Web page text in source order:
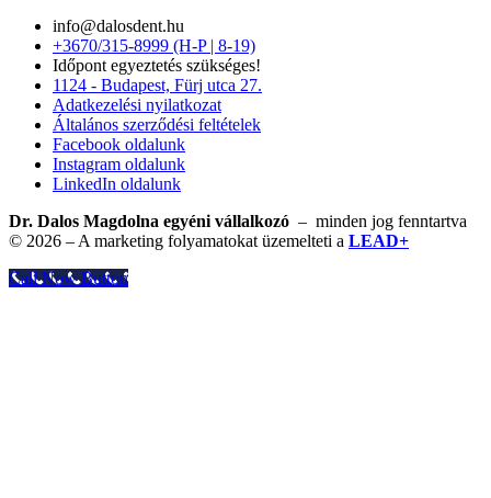
info@dalosdent.hu
+3670/315-8999 (H-P | 8-19)
Időpont egyeztetés szükséges!
1124 - Budapest, Fürj utca 27.
Adatkezelési nyilatkozat
Általános szerződési feltételek
Facebook oldalunk
Instagram oldalunk
LinkedIn oldalunk
Dr. Dalos Magdolna egyéni vállalkozó – minden jog fenntartva
© 2026 – A marketing folyamatokat üzemelteti a LEAD+
Call Now Button